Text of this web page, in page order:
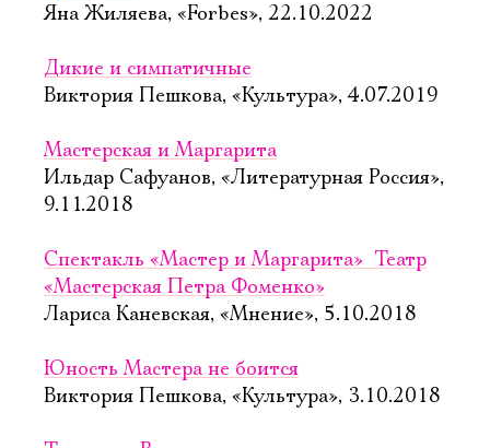
Яна Жиляева, «Forbes», 22.10.2022
Дикие и симпатичные
Виктория Пешкова, «Культура», 4.07.2019
Мастерская и Маргарита
Ильдар Сафуанов, «Литературная Россия»,
9.11.2018
Спектакль «Мастер и Маргарита»  Театр
«Мастерская Петра Фоменко»
Лариса Каневская, «Мнение», 5.10.2018
Юность Мастера не боится
Виктория Пешкова, «Культура», 3.10.2018